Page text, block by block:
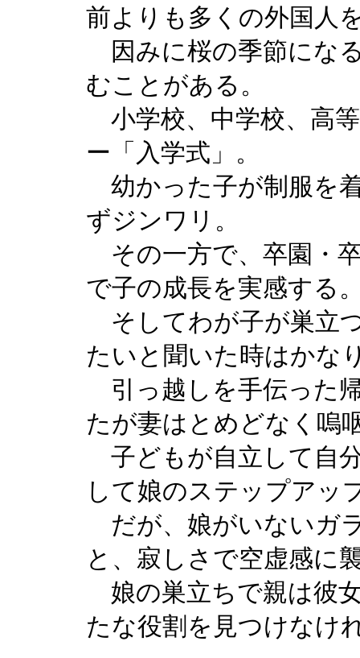
前よりも多くの外国人
因みに桜の季節にな
むことがある。
小学校、中学校、高
ー「入学式」。
幼かった子が制服を
ずジンワリ。
その一方で、卒園・
で子の成長を実感する
そしてわが子が巣立
たいと聞いた時はかな
引っ越しを手伝った
たが妻はとめどなく嗚
子どもが自立して自
して娘のステップアッ
だが、娘がいないガ
と、寂しさで空虚感に
娘の巣立ちで親は彼
たな役割を見つけなけ